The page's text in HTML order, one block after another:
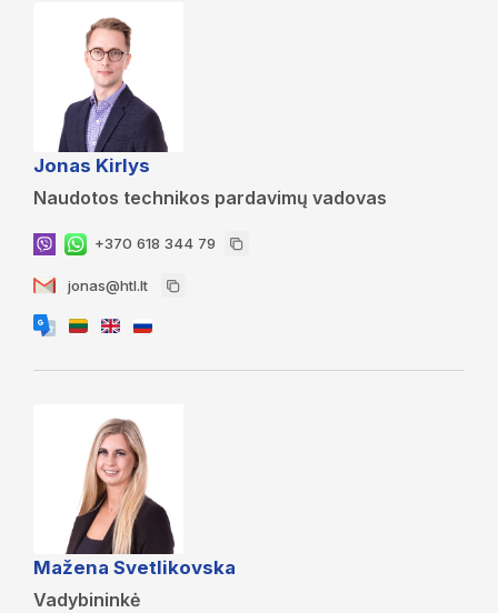
Jonas Kirlys
Naudotos technikos pardavimų vadovas
+370 618 344 79
jonas@htl.lt
Mažena Svetlikovska
Vadybininkė